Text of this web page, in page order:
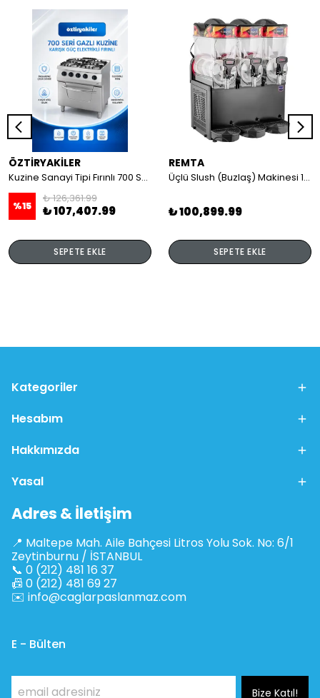
ÖZTİRYAKİLER
Kuzine Sanayi Tipi Fırınlı 700 Seri Gazlı 4 Açık Ateş 80x70x85 (Lp)-2X6Kw+2X7,5Kw+6Kw Elektrikli Fırın
%15
₺ 126,361.99
₺ 107,407.99
SEPETE EKLE
REMTA
Üçlü Slush (Buzlaş) Makinesi 12+12+12 lt
₺ 100,899.99
SEPETE EKLE
Kategoriler
Hesabım
Hakkımızda
Yasal
Adres & İletişim
📍 Maltepe Mah. Aile Bahçesi Litros Yolu Sok. No: 6/1
Zeytinburnu / İSTANBUL
📞 0 (212) 481 16 37
📠 0 (212) 481 69 27
✉️ info@caglarpaslanmaz.com
E - Bülten
Bize Katıl!